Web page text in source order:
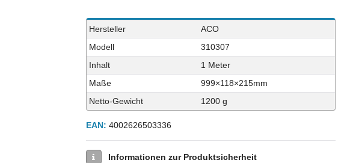
Technisches
Merkmal
Wert
Hersteller
ACO
Modell
310307
Inhalt
1 Meter
Maße
999×118×215mm
Netto-Gewicht
1200 g
EAN: 4002626503336
Informationen zur Produktsicherheit